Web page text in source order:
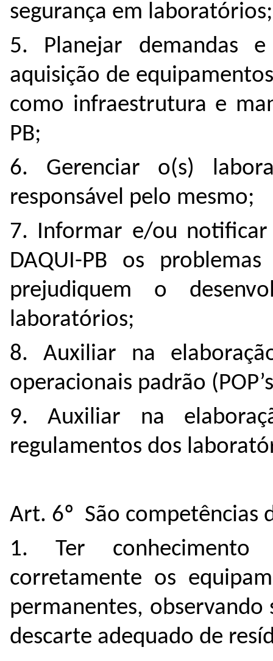
segurança em laboratórios;
5. Planejar demandas
aquisição de
como infraestrutura e
PB;
6. Gerenciar o(s)
responsável pelo mesmo;
7. Informar e/ou notificar
DAQUI-PB os
prejudiquem o
laboratórios;
8. Auxiliar na
operacionais padrão
9. Auxiliar na
regulamentos dos
Art. 6º São competências
1. Ter
corretamente os
permanentes, observando
descarte adequado de